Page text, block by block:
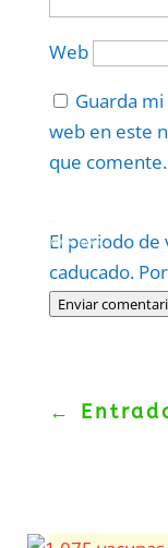
Web
Guarda
web en este
que comente.
El periodo de
caducado.
Enviar
Politica–Términos.
←